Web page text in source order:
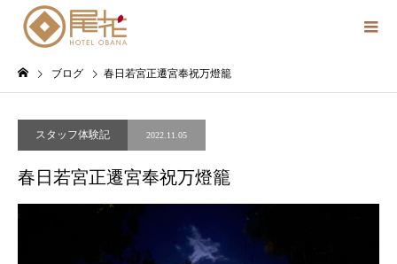
ブログ 春日若宮正遷宮奉祝万燈籠
スタッフ体験記 2022.11.05
春日若宮正遷宮奉祝万燈籠